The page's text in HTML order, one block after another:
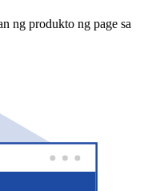
ng produkto ng page sa